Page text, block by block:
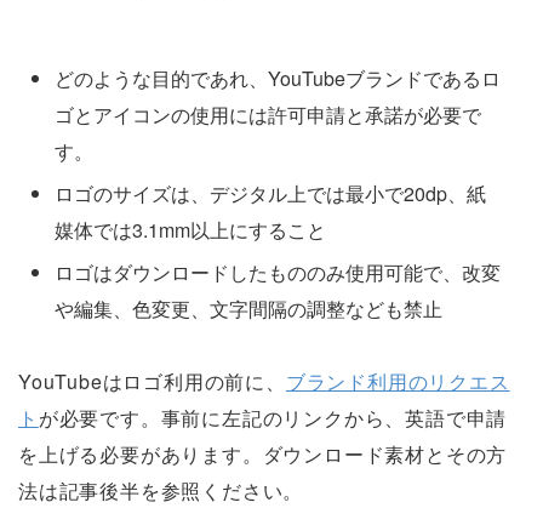
どのような目的であれ、YouTubeブランドであるロ
ゴとアイコンの使用には許可申請と承諾が必要で
す。
ロゴのサイズは、デジタル上では最小で20dp、紙
媒体では3.1mm以上にすること
ロゴはダウンロードしたもののみ使用可能で、改変
や編集、色変更、文字間隔の調整なども禁止
YouTubeはロゴ利用の前に、 ブランド利用のリクエス
ト が必要です。事前に左記のリンクから、英語で申請
を上げる必要があります。ダウンロード素材とその方
法は記事後半を参照ください。